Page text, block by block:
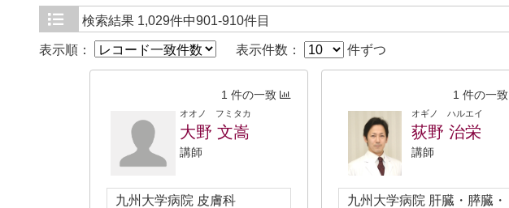
検索結果 1,029件中901-910件目
表示順： 表示件数： 件ずつ
1 件の一致
オオノ フミタカ
大野 文嵩
講師
九州大学病院 皮膚科
1 件の一致
オギノ ハルエイ
荻野 治栄
講師
九州大学病院 肝臓・膵臓・